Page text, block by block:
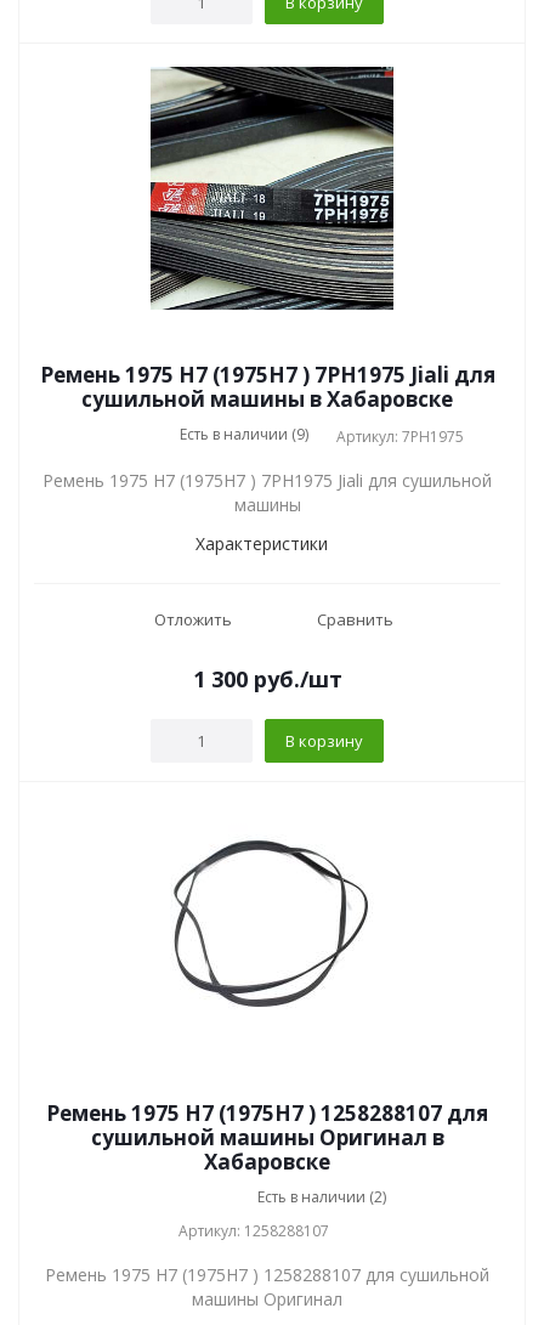
Ремень 1975 H7 (1975H7 ) 7PH1975 Jiali для
сушильной машины в Хабаровске
Есть в наличии (9) Артикул: 7PH1975
Ремень 1975 H7 (1975H7 ) 7PH1975 Jiali для сушильной
машины
Характеристики
Отложить Сравнить
1 300 руб./шт
В корзину
Ремень 1975 H7 (1975H7 ) 1258288107 для
сушильной машины Оригинал в
Хабаровске
Есть в наличии (2)
Артикул: 1258288107
Ремень 1975 H7 (1975H7 ) 1258288107 для сушильной
машины Оригинал